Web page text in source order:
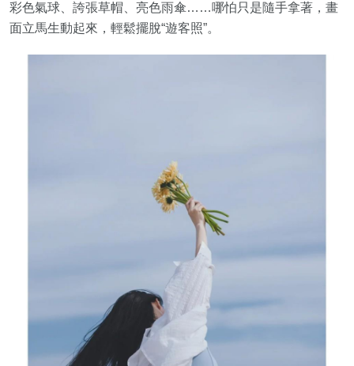
彩色氣球、誇張草帽、亮色雨傘……哪怕只是隨手拿著，畫
面立馬生動起來，輕鬆擺脫“遊客照”。